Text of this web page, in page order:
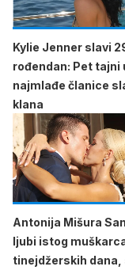
Kylie Jenner slavi
rođendan: Pet tajni
najmlađe članice
klana
Antonija Mišura
ljubi istog
tinejdžerskih dana,